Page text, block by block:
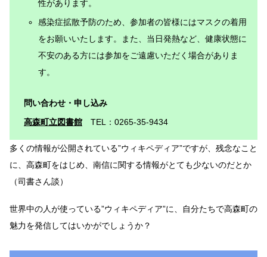
性があります。
感染症拡散予防のため、参加者の皆様にはマスクの着用
をお願いいたします。また、当日発熱など、健康状態に
不安のある方には参加をご遠慮いただく場合がありま
す。
問い合わせ・申し込み
高森町立図書館
TEL：0265-35-9434
多くの情報が公開されている”ウィキペディア”ですが、残念なこと
に、高森町をはじめ、南信に関する情報がとても少ないのだとか
（司書さん談）
世界中の人が使っている”ウィキペディア”に、自分たちで高森町の
魅力を発信してはいかがでしょうか？